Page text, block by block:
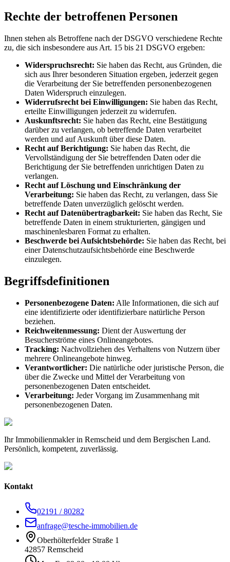
Rechte der betroffenen Personen
Ihnen stehen als Betroffene nach der DSGVO verschiedene Rechte
zu, die sich insbesondere aus Art. 15 bis 21 DSGVO ergeben:
Widerspruchsrecht: Sie haben das Recht, aus Gründen, die
sich aus Ihrer besonderen Situation ergeben, jederzeit gegen
die Verarbeitung der Sie betreffenden personenbezogenen
Daten Widerspruch einzulegen.
Widerrufsrecht bei Einwilligungen: Sie haben das Recht,
erteilte Einwilligungen jederzeit zu widerrufen.
Auskunftsrecht: Sie haben das Recht, eine Bestätigung
darüber zu verlangen, ob betreffende Daten verarbeitet
werden und auf Auskunft über diese Daten.
Recht auf Berichtigung: Sie haben das Recht, die
Vervollständigung der Sie betreffenden Daten oder die
Berichtigung der Sie betreffenden unrichtigen Daten zu
verlangen.
Recht auf Löschung und Einschränkung der
Verarbeitung: Sie haben das Recht, zu verlangen, dass Sie
betreffende Daten unverzüglich gelöscht werden.
Recht auf Datenübertragbarkeit: Sie haben das Recht, Sie
betreffende Daten in einem strukturierten, gängigen und
maschinenlesbaren Format zu erhalten.
Beschwerde bei Aufsichtsbehörde: Sie haben das Recht, bei
einer Datenschutzaufsichtsbehörde eine Beschwerde
einzulegen.
Begriffsdefinitionen
Personenbezogene Daten: Alle Informationen, die sich auf
eine identifizierte oder identifizierbare natürliche Person
beziehen.
Reichweitenmessung: Dient der Auswertung der
Besucherströme eines Onlineangebotes.
Tracking: Nachvollziehen des Verhaltens von Nutzern über
mehrere Onlineangebote hinweg.
Verantwortlicher: Die natürliche oder juristische Person, die
über die Zwecke und Mittel der Verarbeitung von
personenbezogenen Daten entscheidet.
Verarbeitung: Jeder Vorgang im Zusammenhang mit
personenbezogenen Daten.
Ihr Immobilienmakler in Remscheid und dem Bergischen Land.
Persönlich, kompetent, zuverlässig.
Kontakt
02191 / 80282
anfrage@tesche-immobilien.de
Oberhölterfelder Straße 1
42857 Remscheid